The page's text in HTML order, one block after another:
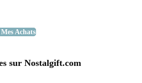
Achats
sur Nostalgift.com